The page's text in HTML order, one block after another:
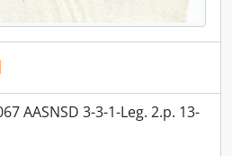
AASNSD 3-3-1-Leg. 2.p. 13-